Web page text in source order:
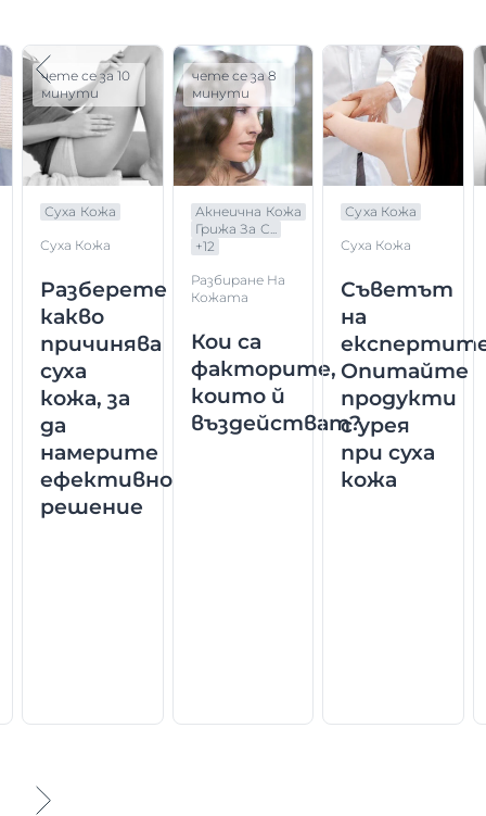
Суха Кожа
Суха Кожа
Разберете
какво
причинява
суха
кожа, за
да
намерите
ефективно
решение
чете се за 10
минути
Акнеична Кожа
Грижа За С...
+12
Разбиране На
Кожата
Кои са
факторите,
които й
въздействат?
чете се за 8
минути
Суха Кожа
Суха Кожа
Съветът
на
Опитайте
продукти
с урея
при суха
кожа